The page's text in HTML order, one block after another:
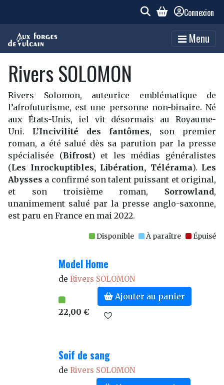
Connexion
Menu
Rivers SOLOMON
Rivers Solomon, auteurice emblématique de
l’afrofuturisme, est une personne non-binaire. Né
aux États-Unis, iel vit désormais au Royaume-
Uni. L’Incivilité des fantômes, son premier
roman, a été salué dès sa parution par la presse
spécialisée (Bifrost) et les médias généralistes
(Les Inrockuptibles, Libération, Télérama). Les
Abysses a confirmé son talent puissant et original,
et son troisième roman, Sorrowland,
unanimement salué par la presse anglo-saxonne,
est paru en France en mai 2022.
Disponible À paraître Épuisé
Model Home
de Rivers SOLOMON
22,00 €
Ajouter au panier
Soif de sang
de Rivers SOLOMON